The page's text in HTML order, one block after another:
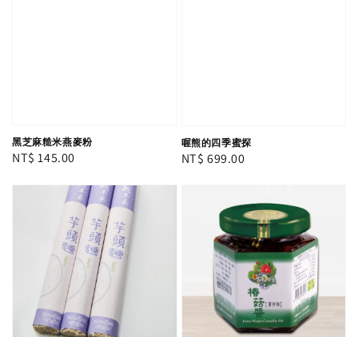
黑芝麻糙米燕麥粉
Regular
NT$ 145.00
喔熊的四季蜜探
Regular
NT$ 699.00